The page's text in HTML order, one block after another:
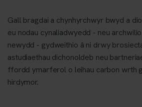
Gall bragdai a chynhyrchwyr bwyd a
eu nodau cynaliadwyedd - neu
newydd - gydweithio â ni drwy
astudiaethau dichonoldeb neu
ffordd ymarferol o leihau carbon wrth
hirdymor.